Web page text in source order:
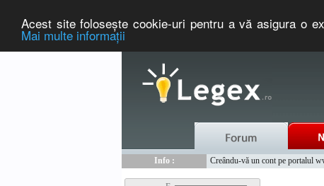
Acest site foloseşte cookie-uri pentru a vă asigura o
Mai multe informaţii
Info :
Creându-vă un cont pe portalul